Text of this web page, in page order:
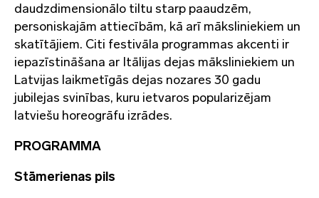
daudzdimensionālo tiltu starp paaudzēm,
personiskajām attiecībām, kā arī māksliniekiem un
skatītājiem. Citi festivāla programmas akcenti ir
iepazīstināšana ar Itālijas dejas māksliniekiem un
Latvijas laikmetīgās dejas nozares 30 gadu
jubilejas svinības, kuru ietvaros popularizējam
latviešu horeogrāfu izrādes.
PROGRAMMA
Stāmerienas pils